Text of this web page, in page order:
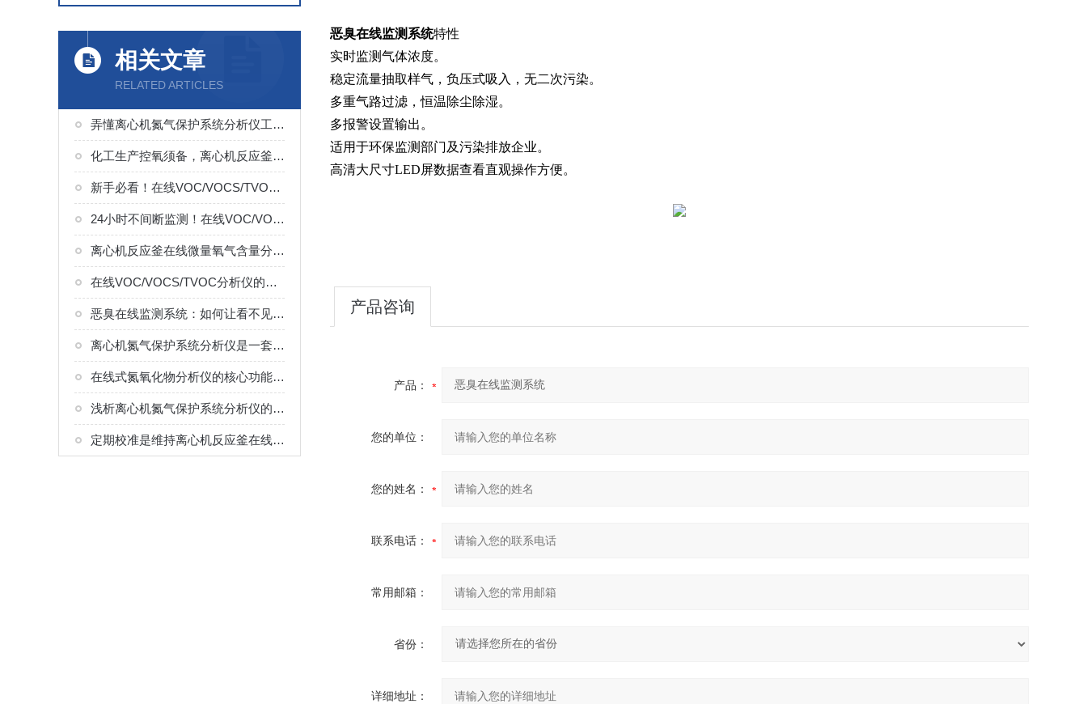
相关文章
RELATED ARTICLES
弄懂离心机氮气保护系统分析仪工作过程，这些操作细节切莫忽视
化工生产控氧须备，离心机反应釜在线氧含量分析仪实用知识点汇总
新手必看！在线VOC/VOCS/TVOC分析仪使用技巧，告别数据偏差
24小时不间断监测！在线VOC/VOCS/TVOC分析仪的关键使用要点
离心机反应釜在线微量氧气含量分析仪咋用？这些要点记牢不踩坑
在线VOC/VOCS/TVOC分析仪的运行过程分为三个步骤
恶臭在线监测系统：如何让看不见的污染无处遁形？
离心机氮气保护系统分析仪是一套专业化的安全防护系统
在线式氮氧化物分析仪的核心功能是连续、实时地检测工业烟气
浅析离心机氮气保护系统分析仪的三大关键环节
定期校准是维持离心机反应釜在线微量氧气含量分析仪测量精度的关键
恶臭在线监测系统特性
实时监测气体浓度。
稳定流量抽取样气，负压式吸入，无二次污染。
多重气路过滤，恒温除尘除湿。
多报警设置输出。
适用于环保监测部门及污染排放企业。
高清大尺寸LED屏数据查看直观操作方便。
产品咨询
产品：
您的单位：
您的姓名：
联系电话：
常用邮箱：
省份：
详细地址：